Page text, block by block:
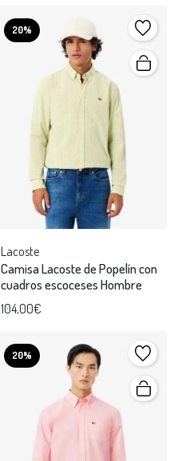
20%
Lacoste
Camisa Lacoste de Popelín con
cuadros escoceses Hombre
104,00€
20%